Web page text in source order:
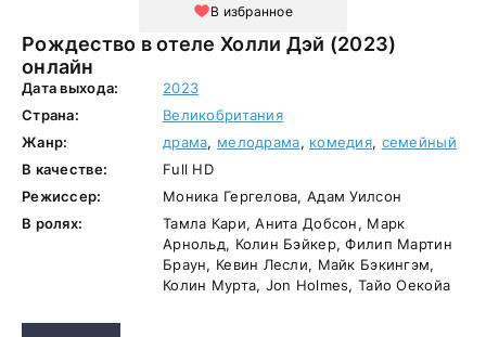
Рождество в отеле Холли Дэй (2023)
онлайн
В избранное
Дата выхода:
2023
Страна:
Великобритания
Жанр:
драма, мелодрама, комедия, семейный
В качестве:
Full HD
Режиссер:
Моника Гергелова, Адам Уилсон
В ролях:
Тамла Кари, Анита Добсон, Марк
Арнольд, Колин Бэйкер, Филип Мартин
Браун, Кевин Лесли, Майк Бэкингэм,
Колин Мурта, Jon Holmes, Тайо Оекойа